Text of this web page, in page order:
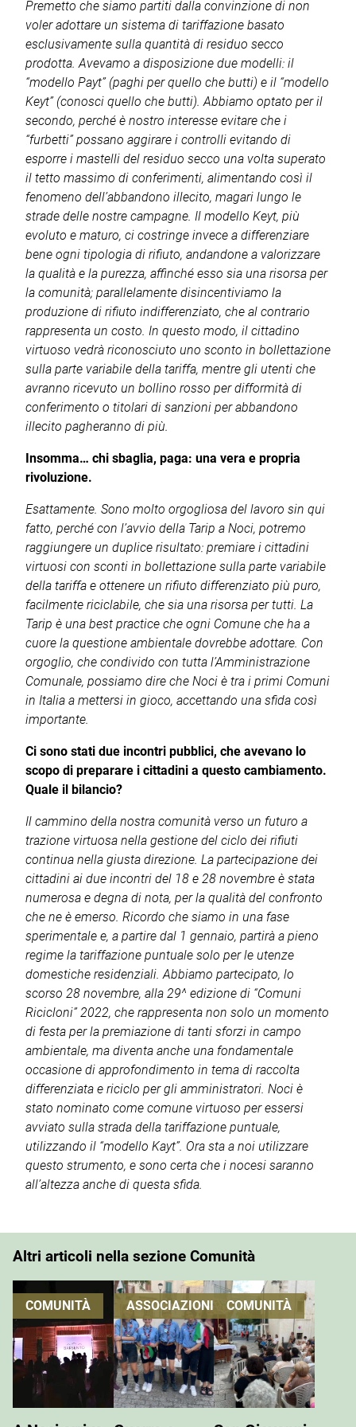
Premetto che siamo partiti dalla convinzione di non
voler adottare un sistema di tariffazione basato
esclusivamente sulla quantità di residuo secco
prodotta. Avevamo a disposizione due modelli: il
“modello Payt” (paghi per quello che butti) e il “modello
Keyt” (conosci quello che butti). Abbiamo optato per il
secondo, perché è nostro interesse evitare che i
“furbetti” possano aggirare i controlli evitando di
esporre i mastelli del residuo secco una volta superato
il tetto massimo di conferimenti, alimentando così il
fenomeno dell’abbandono illecito, magari lungo le
strade delle nostre campagne. Il modello Keyt, più
evoluto e maturo, ci costringe invece a differenziare
bene ogni tipologia di rifiuto, andandone a valorizzare
la qualità e la purezza, affinché esso sia una risorsa per
la comunità; parallelamente disincentiviamo la
produzione di rifiuto indifferenziato, che al contrario
rappresenta un costo. In questo modo, il cittadino
virtuoso vedrà riconosciuto uno sconto in bollettazione
sulla parte variabile della tariffa, mentre gli utenti che
avranno ricevuto un bollino rosso per difformità di
conferimento o titolari di sanzioni per abbandono
illecito pagheranno di più.
Insomma… chi sbaglia, paga: una vera e propria
rivoluzione.
Esattamente. Sono molto orgogliosa del lavoro sin qui
fatto, perché con l’avvio della Tarip a Noci, potremo
raggiungere un duplice risultato: premiare i cittadini
virtuosi con sconti in bollettazione sulla parte variabile
della tariffa e ottenere un rifiuto differenziato più puro,
facilmente riciclabile, che sia una risorsa per tutti. La
Tarip è una best practice che ogni Comune che ha a
cuore la questione ambientale dovrebbe adottare. Con
orgoglio, che condivido con tutta l’Amministrazione
Comunale, possiamo dire che Noci è tra i primi Comuni
in Italia a mettersi in gioco, accettando una sfida così
importante.
Ci sono stati due incontri pubblici, che avevano lo
scopo di preparare i cittadini a questo cambiamento.
Quale il bilancio?
Il cammino della nostra comunità verso un futuro a
trazione virtuosa nella gestione del ciclo dei rifiuti
continua nella giusta direzione. La partecipazione dei
cittadini ai due incontri del 18 e 28 novembre è stata
numerosa e degna di nota, per la qualità del confronto
che ne è emerso. Ricordo che siamo in una fase
sperimentale e, a partire dal 1 gennaio, partirà a pieno
regime la tariffazione puntuale solo per le utenze
domestiche residenziali. Abbiamo partecipato, lo
scorso 28 novembre, alla 29^ edizione di “Comuni
Ricicloni” 2022, che rappresenta non solo un momento
di festa per la premiazione di tanti sforzi in campo
ambientale, ma diventa anche una fondamentale
occasione di approfondimento in tema di raccolta
differenziata e riciclo per gli amministratori. Noci è
stato nominato come comune virtuoso per essersi
avviato sulla strada della tariffazione puntuale,
utilizzando il “modello Kayt”. Ora sta a noi utilizzare
questo strumento, e sono certa che i nocesi saranno
all’altezza anche di questa sfida.
Altri articoli nella sezione Comunità
COMUNITÀ ASSOCIAZIONI COMUNITÀ